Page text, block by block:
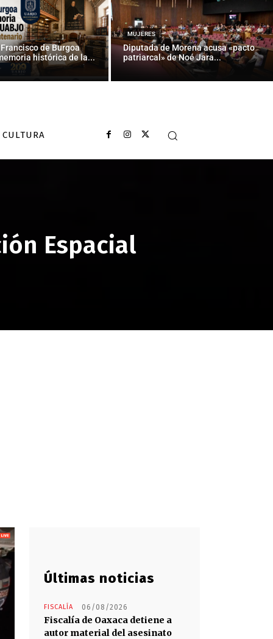
de Burgoa
histórica de la...
MUJERES
Diputada de Morena acusa «pacto
patriarcal» de Noé Jara...
CULTURA
Espacial
Últimas noticias
FISCALÍA 06/08/2026
Fiscalía de Oaxaca detiene a
autor material del asesinato